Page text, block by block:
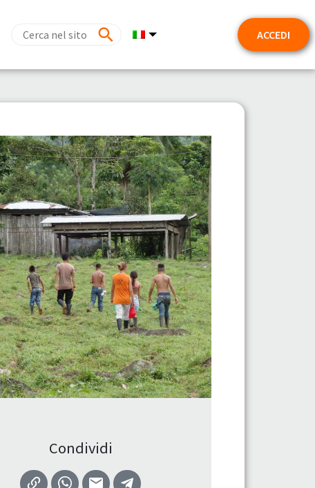
ACCEDI
Condividi